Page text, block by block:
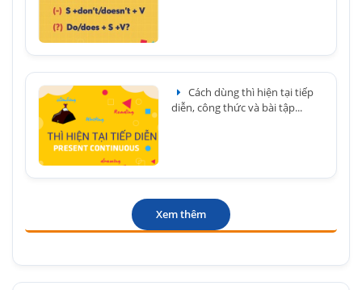
Cách dùng thì hiện tại tiếp
diễn, công thức và bài tập...
Xem thêm